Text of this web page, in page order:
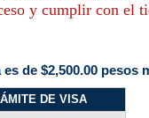
y cumplir con el
de $2,500.00
DE VISA